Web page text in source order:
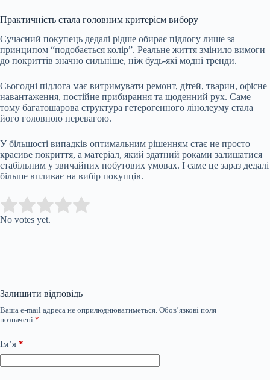
Практичність стала головним критерієм вибору
Сучасний покупець дедалі рідше обирає підлогу лише за
принципом “подобається колір”. Реальне життя змінило вимоги
до покриттів значно сильніше, ніж будь-які модні тренди.
Сьогодні підлога має витримувати ремонт, дітей, тварин, офісне
навантаження, постійне прибирання та щоденний рух. Саме
тому багатошарова структура гетерогенного лінолеуму стала
його головною перевагою.
У більшості випадків оптимальним рішенням стає не просто
красиве покриття, а матеріал, який здатний роками залишатися
стабільним у звичайних побутових умовах. І саме це зараз дедалі
більше впливає на вибір покупців.
Rate this item:
No votes yet.
Залишити відповідь
Ваша e-mail адреса не оприлюднюватиметься. Обов’язкові поля
позначені *
Ім’я *